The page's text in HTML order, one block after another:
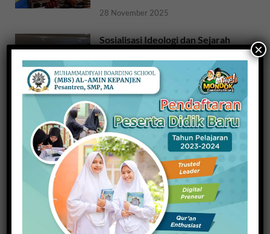
28 November 2025
Sosialisasi Ideologi dan Sejarah
Bangsa: Meneguhkan Jati Diri
Bangsa untuk NKRI
26 November 2025
Raih Indeks Harmoni Indonesia
dari Mendagri, Kesbangpol
Wujudkan Kampung Harmoni
20 November 2025
×